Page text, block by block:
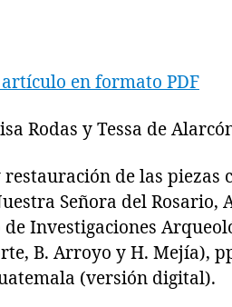
en formato PDF
Rodas y Tessa de
de las piezas
Señora del Rosario,
Investigaciones
B. Arroyo y H. Mejía),
(versión digital).